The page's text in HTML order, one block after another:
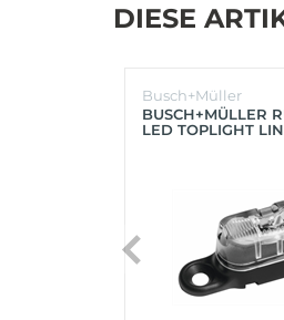
DIESE
Busch+Müller
BUSCH+MÜLLER
LED TOPLIGHT